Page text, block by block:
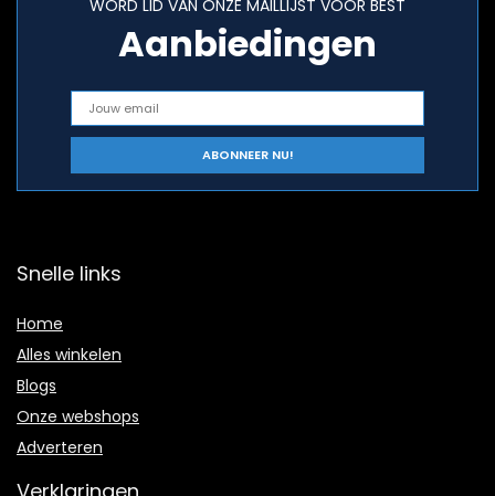
WORD LID VAN ONZE MAILLIJST VOOR BEST
Aanbiedingen
Snelle links
Home
Alles winkelen
Blogs
Onze webshops
Adverteren